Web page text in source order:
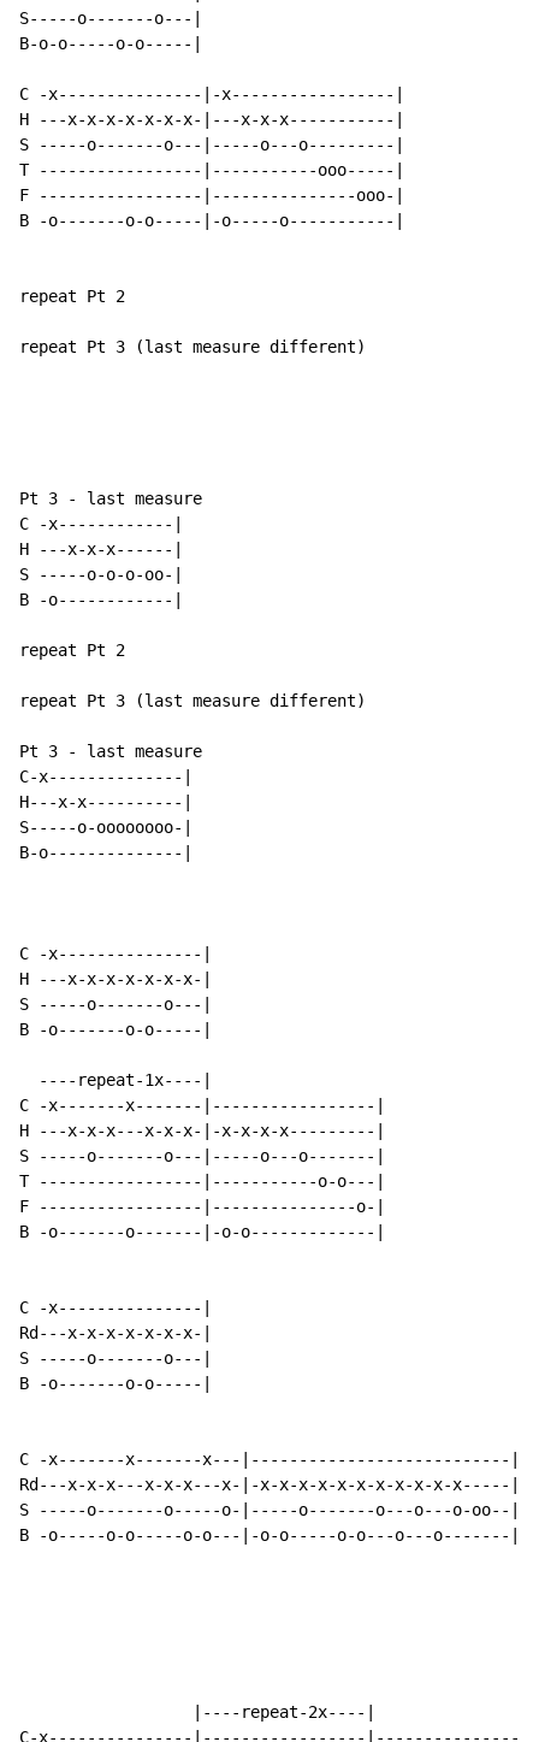
S-----o-------o---|
B-o-o-----o-o-----|
C -x---------------|-x-----------------|
H ---x-x-x-x-x-x-x-|---x-x-x-----------|
S -----o-------o---|-----o---o---------|
T -----------------|-----------ooo-----|
F -----------------|---------------ooo-|
B -o-------o-o-----|-o-----o-----------|
repeat Pt 2
repeat Pt 3 (last measure different)
Pt 3 - last measure
C -x------------|
H ---x-x-x------|
S -----o-o-o-oo-|
B -o------------|
repeat Pt 2
repeat Pt 3 (last measure different)
Pt 3 - last measure
C-x--------------|
H---x-x----------|
S-----o-oooooooo-|
B-o--------------|
C -x---------------|
H ---x-x-x-x-x-x-x-|
S -----o-------o---|
B -o-------o-o-----|
  ----repeat-1x----|
C -x-------x-------|-----------------|
H ---x-x-x---x-x-x-|-x-x-x-x---------|
S -----o-------o---|-----o---o-------|
T -----------------|-----------o-o---|
F -----------------|---------------o-|
B -o-------o-------|-o-o-------------|
C -x---------------|
Rd---x-x-x-x-x-x-x-|
S -----o-------o---|
B -o-------o-o-----|
C -x-------x-------x---|---------------------------|
Rd---x-x-x---x-x-x---x-|-x-x-x-x-x-x-x-x-x-x-x-----||
S -----o-------o-----o-|-----o-------o---o---o-oo--|
B -o-----o-o-----o-o---|-o-o-----o-o---o---o-------|
                  |----repeat-2x----|
C-x---------------|-----------------